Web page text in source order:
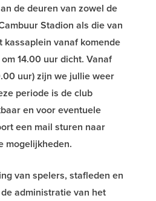
de deuren van zowel de
Stadion als die van
kassaplein vanaf komende
14.00 uur dicht. Vanaf
uur) zijn we jullie weer
periode is de club
en voor eventuele
een mail sturen naar
mogelijkheden.
van spelers, stafleden en
administratie van het